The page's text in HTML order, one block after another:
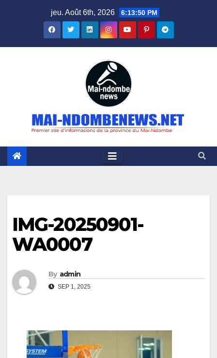
jeu. Août 6th, 2026 6:13:51 PM
IMG-20250901-
WA0007
By admin
SEP 1, 2025